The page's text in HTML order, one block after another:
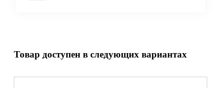
Товар доступен в следующих вариантах